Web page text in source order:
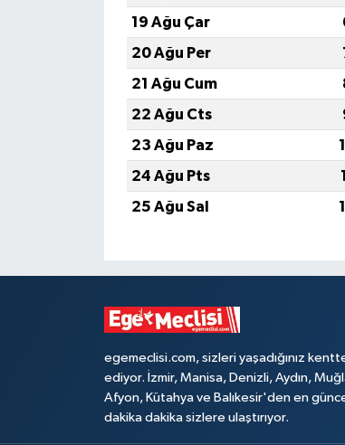
19 Ağu Çar
20 Ağu Per
21 Ağu Cum
22 Ağu Cts
23 Ağu Paz
24 Ağu Pts
25 Ağu Sal
egemeclisi.com, sizleri yaşadığınız
ediyor. İzmir, Manisa, Denizli, Aydın,
Afyon, Kütahya ve Balıkesir'den en
dakika dakika sizlere ulaştırıyor.